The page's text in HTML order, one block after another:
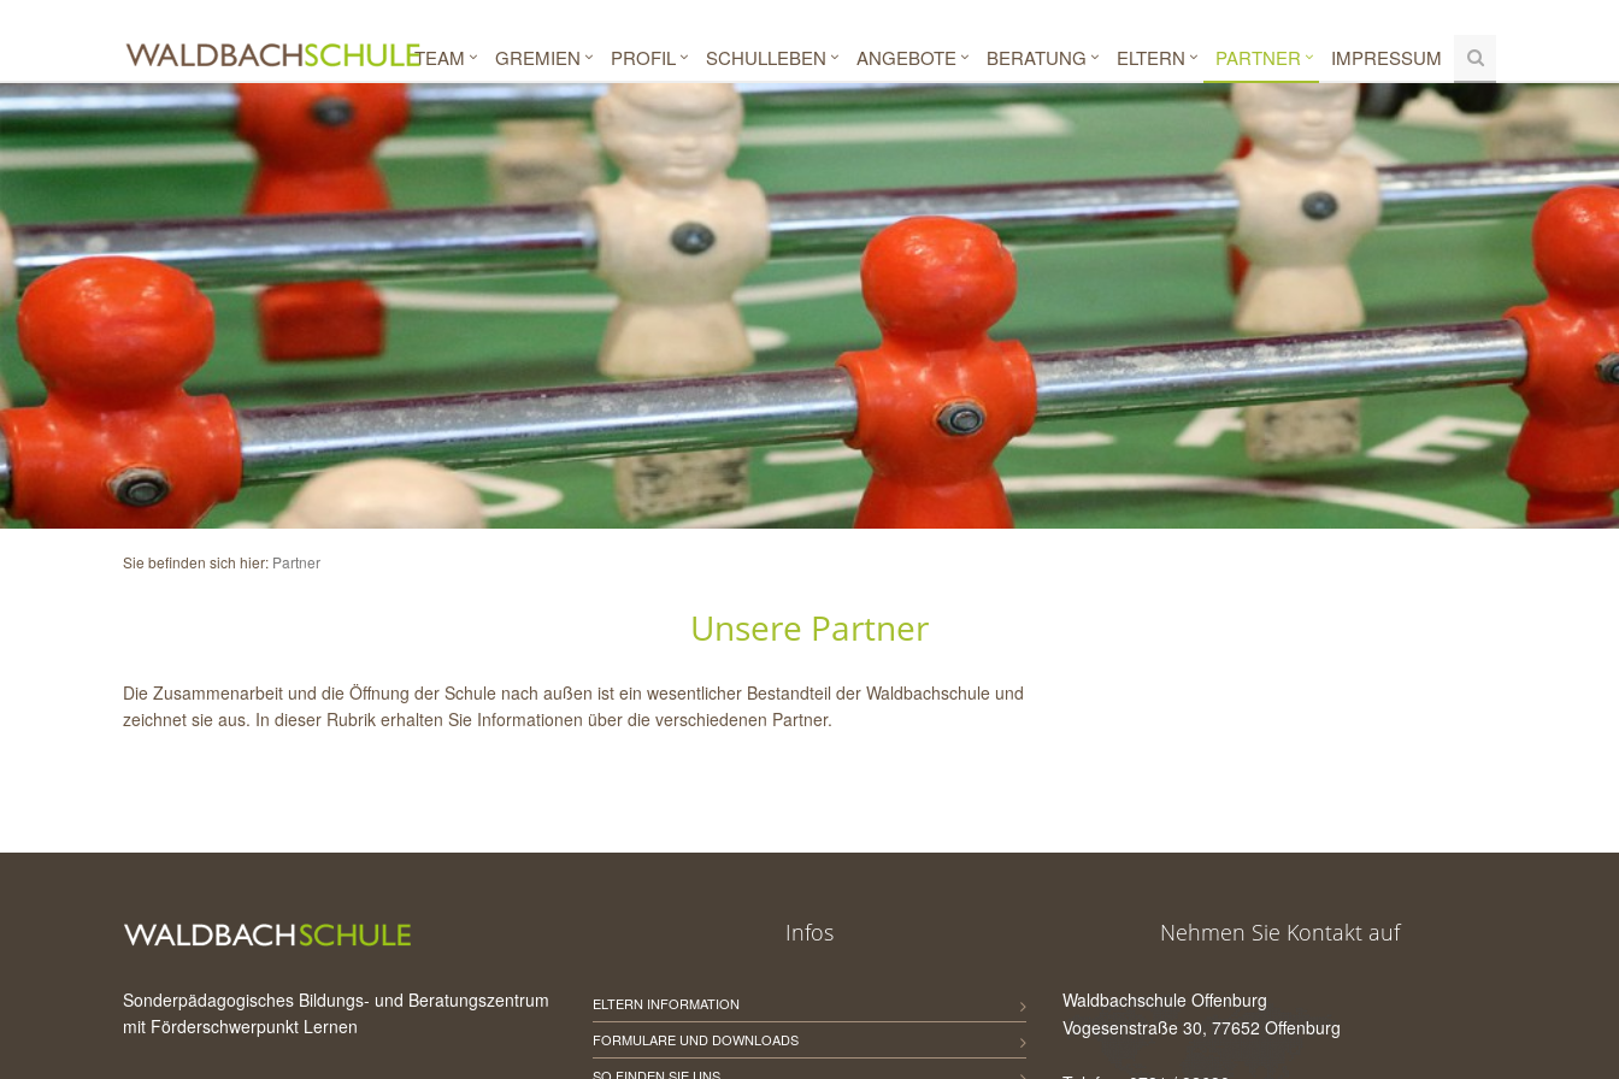
TEAM GREMIEN PROFIL SCHULLEBEN ANGEBOTE BERATUNG ELTERN PARTNER IMPRESSUM
Sie befinden sich hier: Partner
Unsere Partner
Die Zusammenarbeit und die Öffnung der Schule nach außen ist ein wesentlicher Bestandteil der Waldbachschule und
zeichnet sie aus. In dieser Rubrik erhalten Sie Informationen über die verschiedenen Partner.
Sonderpädagogisches Bildungs- und Beratungszentrum
mit Förderschwerpunkt Lernen
Infos
ELTERN INFORMATION
FORMULARE UND DOWNLOADS
Nehmen Sie Kontakt auf
Waldbachschule Offenburg
Vogesenstraße 30, 77652 Offenburg